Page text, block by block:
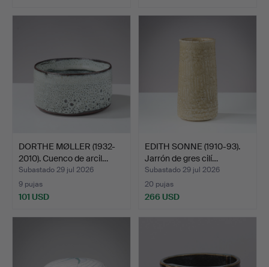
DORTHE MØLLER (1932-
2010). Cuenco de arcil…
Subastado 29 jul 2026
9 pujas
101 USD
EDITH SONNE (1910-93).
Jarrón de gres cilí…
Subastado 29 jul 2026
20 pujas
266 USD